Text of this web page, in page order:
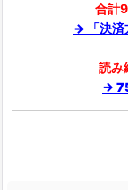
合計
→ 「決済
読み
→